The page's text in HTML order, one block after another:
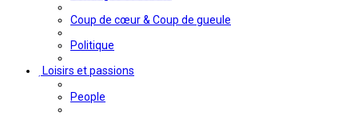
Coup de cœur & Coup de gueule
Politique
Loisirs et passions
People